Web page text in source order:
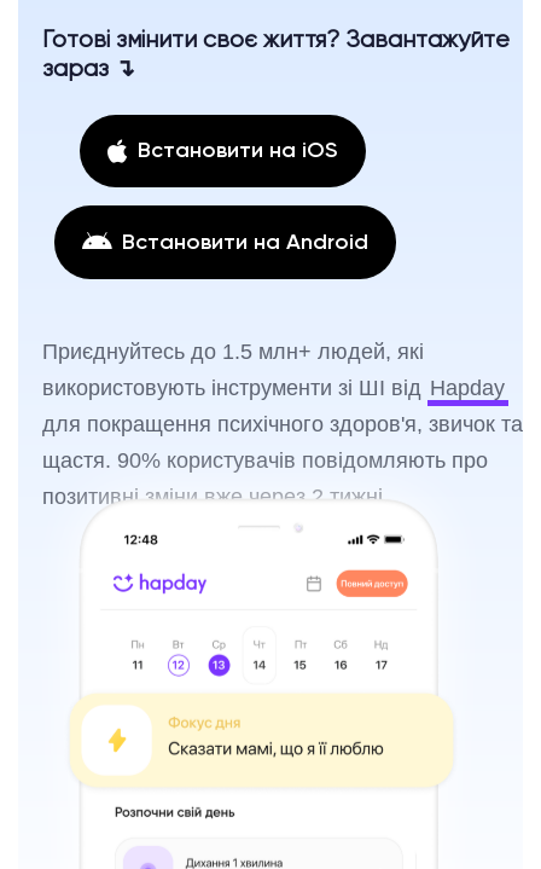
Готові змінити своє життя? Завантажуйте
зараз ↴
Встановити на iOS
Встановити на Android
Приєднуйтесь до 1.5 млн+ людей, які
використовують інструменти зі ШІ від Hapday
для покращення психічного здоров'я, звичок та
щастя. 90% користувачів повідомляють про
позитивні зміни вже через 2 тижні.